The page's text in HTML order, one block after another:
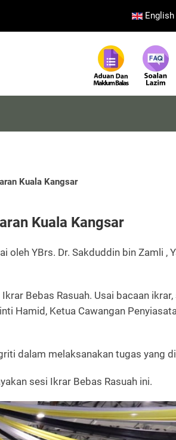
English
Kuala Kangsar
Kuala Kangsar
YBrs. Dr. Sakduddin bin Zamli ,
Bebas Rasuah. Usai bacaan ikrar,
Hamid, Ketua Cawangan
dalam melaksanakan tugas yang
sesi Ikrar Bebas Rasuah ini.